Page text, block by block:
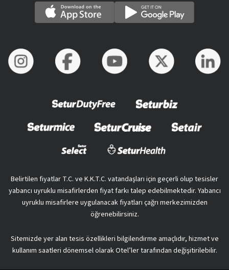
Belirtilen fiyatlar T.C. ve K.K.T.C. vatandaşları için geçerli olup tesisler
yabancı uyruklu misafirlerden fiyat farkı talep edebilmektedir. Yabancı
uyruklu misafirlere uygulanacak fiyatları çağrı merkezimizden
öğrenebilirsiniz.
Sitemizde yer alan tesis özellikleri bilgilendirme amaçlıdır, hizmet ve
kullanım saatleri dönemsel olarak Otel’ler tarafından değişitirilebilir.